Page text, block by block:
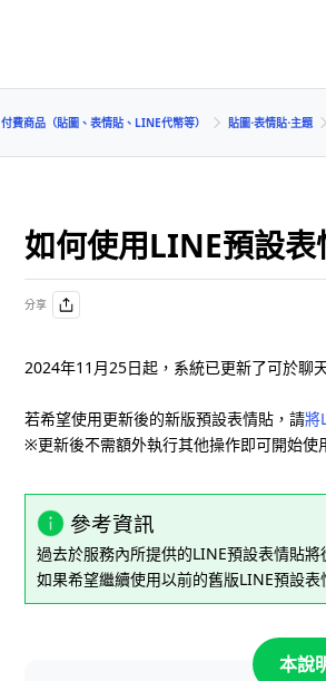
付費商品（貼圖、表情貼、LINE代幣等） 貼圖⋅表情貼⋅主題
如何使用LINE預設表
分享
2024年11月25日起，系統已更新了可於聊
若希望使用更新後的新版預設表情貼，請將
※更新後不需額外執行其他操作即可開始使
參考資訊
過去於服務內所提供的LINE預設表情貼
如果希望繼續使用以前的舊版LINE預設表
本說